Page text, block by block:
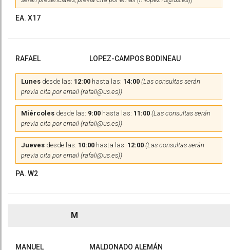
EA. X17
RAFAEL LOPEZ-CAMPOS BODINEAU
Lunes desde las: 12:00 hasta las: 14:00 (Las consultas serán
previa cita por email (rafali@us.es))
Miércoles desde las: 9:00 hasta las: 11:00 (Las consultas serán
previa cita por email (rafali@us.es))
Jueves desde las: 10:00 hasta las: 12:00 (Las consultas serán
previa cita por email (rafali@us.es))
PA. W2
M
MANUEL MALDONADO ALEMÁN